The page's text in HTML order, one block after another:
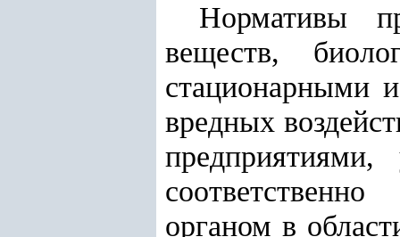
Нормативы
веществ,
стационарными
вредных
соответственно
органом в